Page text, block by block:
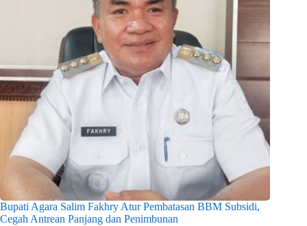
Bupati Agara Salim Fakhry Atur Pembatasan BBM Subsidi,
Cegah Antrean Panjang dan Penimbunan